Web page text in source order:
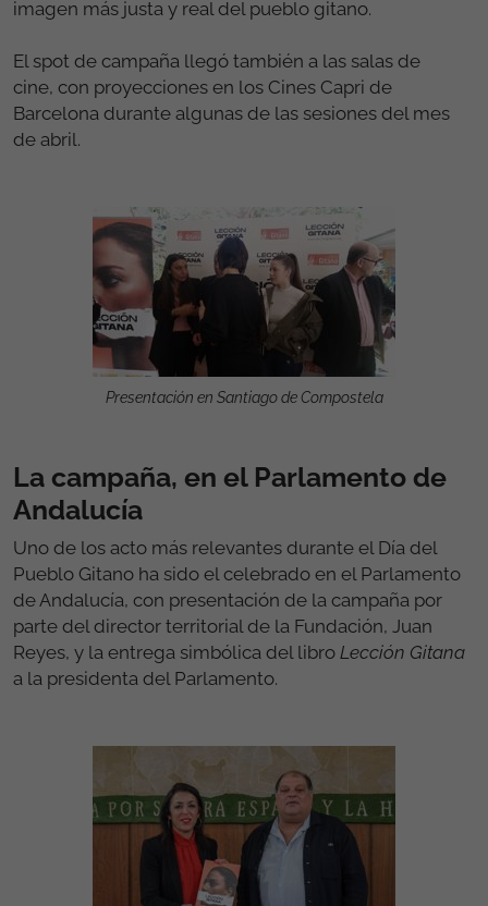
imagen más justa y real del pueblo gitano.
El spot de campaña llegó también a las salas de
cine, con proyecciones en los Cines Capri de
Barcelona durante algunas de las sesiones del mes
de abril.
Presentación en Santiago de Compostela
La campaña, en el Parlamento de
Andalucía
Uno de los acto más relevantes durante el Día del
Pueblo Gitano ha sido el celebrado en el Parlamento
de Andalucía, con presentación de la campaña por
parte del director territorial de la Fundación, Juan
Reyes, y la entrega simbólica del libro Lección Gitana
a la presidenta del Parlamento.